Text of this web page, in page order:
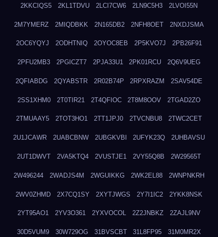
2KKCIQS5 2KL1TDVU 2LCI7CW6 2LN9C5H3 2LVOI55N
2M7YMERZ 2MIQDBKK 2N165DB2 2NFH8OET 2NXDJSMA
2OC6YQYJ 2ODHTNIQ 2OYOC8EB 2P5KVO7J 2PB26F91
2PFU2MB3 2PGICZT7 2PJA33U1 2PK01RCU 2Q6V9UEG
2QFIABDG 2QYABSTR 2R02B74P 2RPXRAZM 2SAV54DE
2SS1XHM0 2T0TIR21 2T4QFIOC 2T8M8OOV 2TGAD2ZO
2TMUAAY5 2TOT3HO1 2TT1JPJ0 2TVCNBU8 2TWC2CET
2U1JCAWR 2UABCBNW 2UBGKVBI 2UFYK23Q 2UHBAVSU
2UT1DWVT 2VA5KTQ4 2VUSTJE1 2VY55Q8B 2W29565T
2W496244 2WADJS4M 2WGUIKKG 2WK2EL88 2WNPNKRH
2WV0ZHMD 2X7CQ1SY 2XYTJWGS 2Y7I1IC2 2YKK8NSK
2YT95AO1 2YV3O361 2YXVOCOL 2Z2JNBKZ 2ZAJL9NV
30D5VUM9 30W729OG 31BVSCBT 31L8FP95 31M0MR2X